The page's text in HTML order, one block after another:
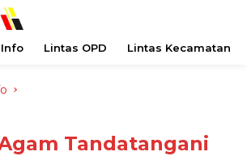
Info Lintas OPD Lintas Kecamatan
Tandatangani